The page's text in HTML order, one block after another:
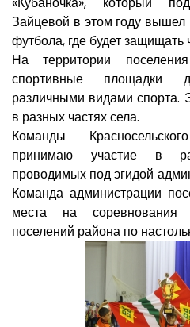
Зайцевой в этом году
футбола, где будет защищать
На территории
спортивные площадки
различными видами
в разных частях села.
Команды
принимаю участие в
проводимых под эгидой
Команда администрации
места на соревнования
поселений района по